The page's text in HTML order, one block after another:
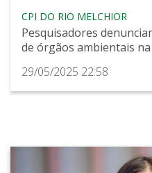
CPI DO RIO MELCHIOR
Pesquisadores
de órgãos ambientais
29/05/2025 22:58